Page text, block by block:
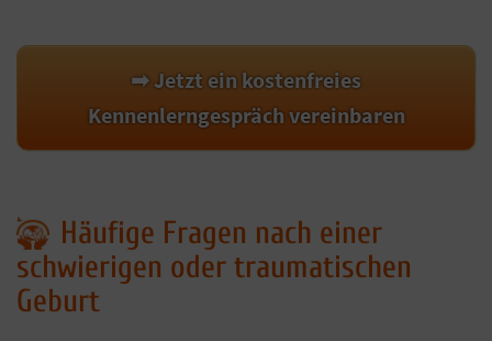
➡ Jetzt ein kostenfreies
Kennenlerngespräch vereinbaren
Häufige Fragen nach einer
schwierigen oder traumatischen
Geburt